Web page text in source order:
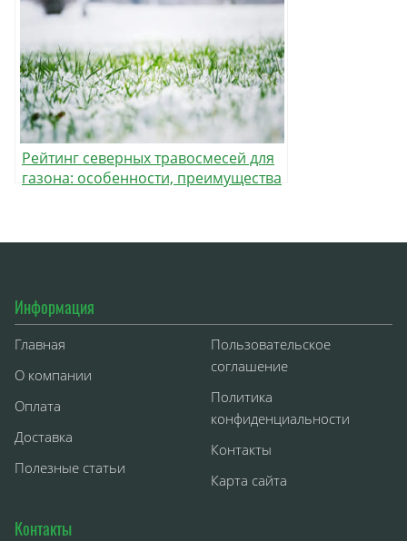
Рейтинг северных травосмесей для
газона: особенности, преимущества
Информация
Главная
О компании
Оплата
Доставка
Полезные статьи
Пользовательское
соглашение
Политика
конфиденциальности
Контакты
Карта сайта
Контакты